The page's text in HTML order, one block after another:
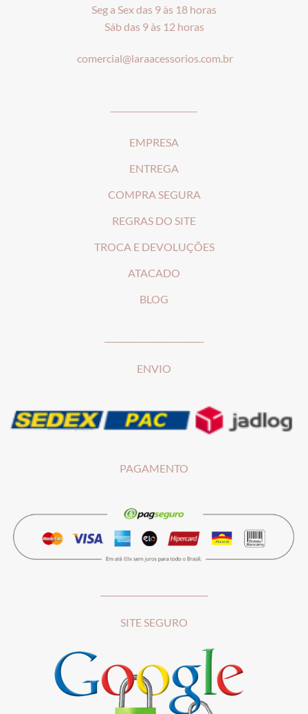
Seg a Sex das 9 às 18 horas
Sáb das 9 às 12 horas
comercial@laraacessorios.com.br
EMPRESA
ENTREGA
COMPRA SEGURA
REGRAS DO SITE
TROCA E DEVOLUÇÕES
ATACADO
BLOG
ENVIO
PAGAMENTO
SITE SEGURO